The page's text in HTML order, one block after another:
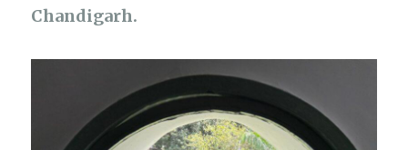
Chandigarh.